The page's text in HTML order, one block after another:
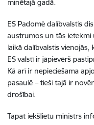
minētajā gadā.
ES Padomē dalībvalstis
austrumos un tās ietekmi
laikā dalībvalstis vienojās,
ES valstī ir jāpievērš
Kā arī ir nepieciešama
pasaulē – tieši tajā ir
drošībai.
Tāpat iekšlietu ministrs